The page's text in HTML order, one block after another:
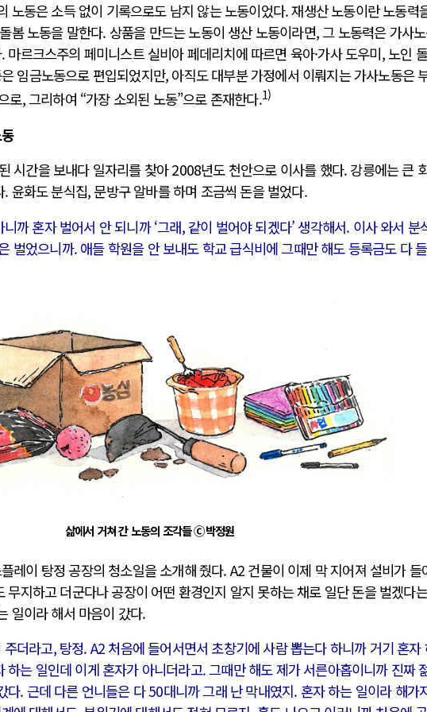
노동은 소득 없이 기록으로도 남지 않는 노동이었다. 재생산 노동이란 노동력
봄 노동을 말한다. 상품을 만드는 노동이 생산 노동이라면, 그 노동력은 가사노
마르크스주의 페미니스트 실비아 페데리치에 따르면 육아·가사 도우미, 노인
임금노동으로 편입되었지만, 아직도 대부분 가정에서 이뤄지는 가사노동은
로, 그리하여 “가장 소외된 노동”으로 존재한다.1)
시간을 보내다 일자리를 찾아 2008년도 천안으로 이사를 했다. 강릉에는 큰
윤화도 분식집, 문방구 알바를 하며 조금씩 돈을 벌었다.
까 혼자 벌어서 안 되니까 ‘그래, 같이 벌어야 되겠다’ 생각해서. 이사 와서 분
벌었으니까. 애들 학원을 안 보내도 학교 급식비에 그때만 해도 등록금도 다
삶에서 거쳐 간 노동의 조각들 Ⓒ박정원
레이 탕정 공장의 청소일을 소개해 줬다. A2 건물이 이제 막 지어져 설비가 들
무지하고 더군다나 공장이 어떤 환경인지 알지 못하는 채로 일단 돈을 벌겠다
일이라 해서 마음이 갔다.
더라고, 탕정. A2 처음에 들어서면서 초창기에 사람 뽑는다 하니까 거기 혼자
하는 일인데 이게 혼자가 아니더라고. 그때만 해도 제가 서른아홉이니까 진짜
다. 근데 다른 언니들은 다 50대니까 그래 난 막내였지. 혼자 하는 일이라 해가